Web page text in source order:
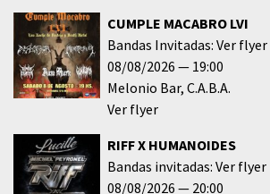
CUMPLE MACABRO LVI
Bandas Invitadas: Ver flyer
08/08/2026
19:00
Melonio Bar C.A.B.A.
Ver flyer
RIFF X HUMANOIDES
Bandas invitadas: Ver flyer
08/08/2026
20:00